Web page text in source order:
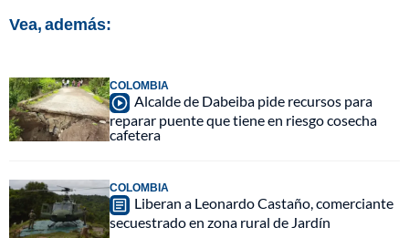
Vea, además:
COLOMBIA
Alcalde de Dabeiba pide recursos para
reparar puente que tiene en riesgo cosecha
cafetera
COLOMBIA
Liberan a Leonardo Castaño, comerciante
secuestrado en zona rural de Jardín